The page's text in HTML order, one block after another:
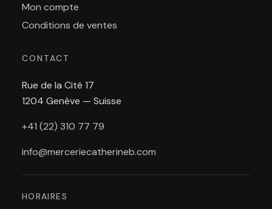
Mon compte
Conditions de ventes
CONTACT
Rue de la Cité 17
1204 Genève — Suisse
+41 (22) 310 77 79
info@merceriecatherineb.com
HORAIRES